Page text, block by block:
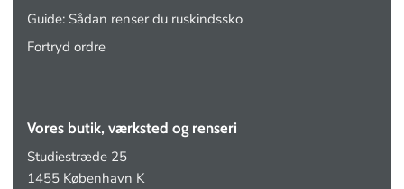
Guide: Sådan renser du ruskindssko
Fortryd ordre
Vores butik, værksted og renseri
Studiestræde 25
1455 København K